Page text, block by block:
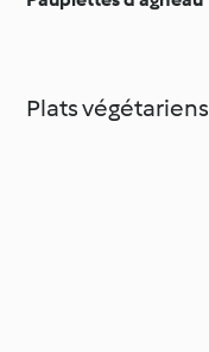
Plats végétariens